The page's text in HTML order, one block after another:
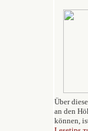
Über
an den
können,